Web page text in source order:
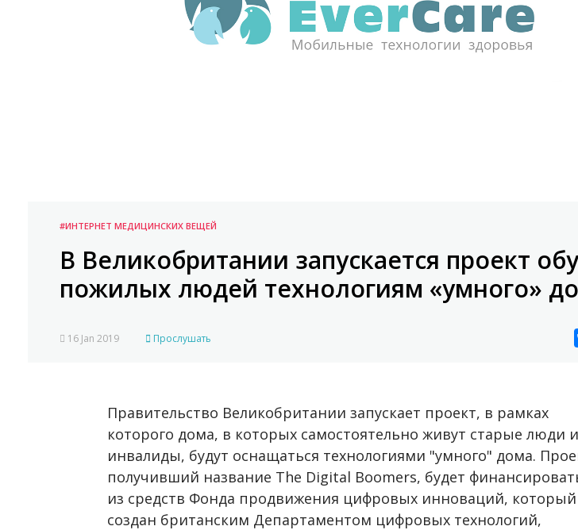
#ИНТЕРНЕТ МЕДИЦИНСКИХ ВЕЩЕЙ
В Великобритании запускается проект
пожилых людей технологиям «умного»
16 Jan 2019 Прослушать
Правительство Великобритании запускает проект, в рамках
которого дома, в которых самостоятельно живут старые люди и
инвалиды, будут оснащаться технологиями "умного" дома.
получивший название The Digital Boomers, будет
из средств Фонда продвижения цифровых инноваций,
создан британским Департаментом цифровых технологий,